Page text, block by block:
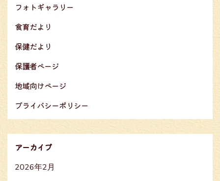
ン
フォトギャラリー
食育だより
保健だより
保護者ページ
地域向けページ
プライバシーポリシー
アーカイブ
2026年2月